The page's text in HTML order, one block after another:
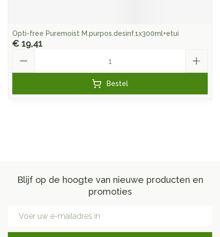
Opti-free Puremoist M.purpos.desinf.1x300ml+etui
€ 19,41
Bestel
Blijf op de hoogte van nieuwe producten en
promoties